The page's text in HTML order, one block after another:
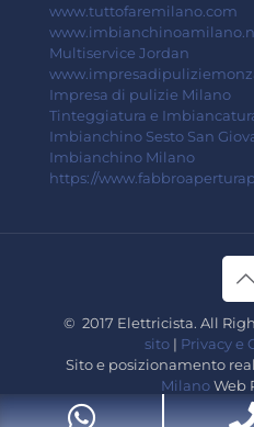
www.tuttofaremilano.com
Multiservice Jordan
Impresa di pulizie Milano
Tinteggiatura e
Imbianchino Sesto San
Imbianchino Milano
https://
© 2017 Elettricista. All
sito | Privacy e
Sito e posizionamento
MilanoWeb